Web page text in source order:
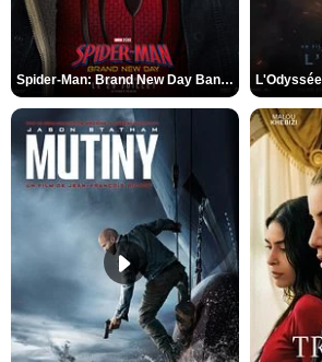
Spider-Man: Brand New Day Bande-annonce VO STFR